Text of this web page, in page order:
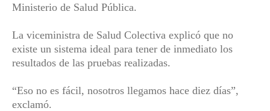
Ministerio de Salud Pública.
La viceministra de Salud Colectiva explicó que no
existe un sistema ideal para tener de inmediato los
resultados de las pruebas realizadas.
“Eso no es fácil, nosotros llegamos hace diez días”,
exclamó.